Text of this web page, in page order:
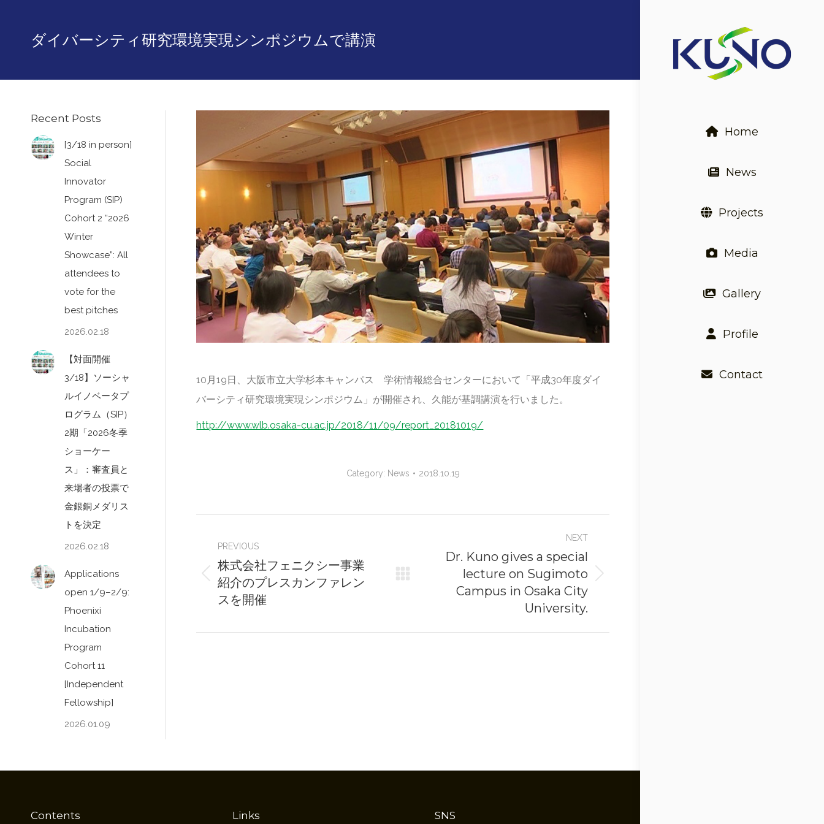
Home
News
Projects
Media
Gallery
Profile
Contact
ダイバーシティ研究環境実現シンポジウムで講演
10月19日、大阪市立大学杉本キャンパス 学術情報総合センターにおいて「平成30年度ダイ
バーシティ研究環境実現シンポジウム」が開催され、久能が基調講演を行いました。
http://www.wlb.osaka-cu.ac.jp/2018/11/09/report_20181019/
Category: News 2018.10.19
navigation
PREVIOUS
Previous
post:
株式会社フェニクシー事業
紹介のプレスカンファレン
スを開催
NEXT
Dr. Kuno gives a special
lecture on Sugimoto
Campus in Osaka City
University.
Recent Posts
[3/18 in person]
Social
Innovator
Program (SIP)
Cohort 2 “2026
Winter
Showcase”: All
attendees to
vote for the
best pitches
2026.02.18
【対面開催
3/18】ソーシャ
ルイノベータプ
ログラム（SIP）
2期「2026冬季
ショーケー
ス」：審査員と
来場者の投票で
金銀銅メダリス
トを決定
2026.02.18
Applications
open 1/9–2/9:
Phoenixi
Incubation
Program
Cohort 11
[Independent
Fellowship]
2026.01.09
Contents Links SNS